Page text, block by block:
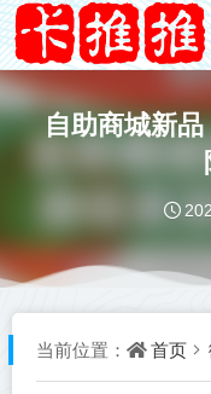
自助商城新
当前位置： 首页